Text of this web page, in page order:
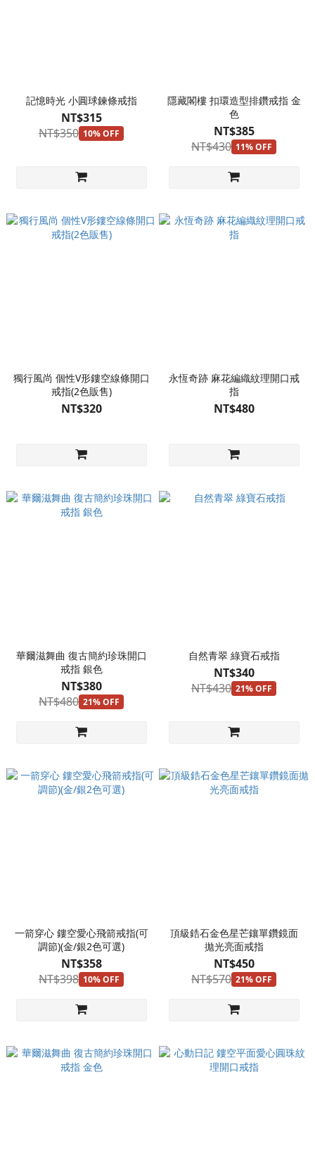
記憶時光 小圓球鍊條戒指
NT$315
NT$350 10% OFF
隱藏閣樓 扣環造型排鑽戒指 金
色
NT$385
NT$430 11% OFF
獨行風尚 個性V形鏤空線條開口
戒指(2色販售)
NT$320
永恆奇跡 麻花編織紋理開口戒
指
NT$480
華爾滋舞曲 復古簡約珍珠開口
戒指 銀色
NT$380
NT$480 21% OFF
自然青翠 綠寶石戒指
NT$340
NT$430 21% OFF
一箭穿心 鏤空愛心飛箭戒指(可
調節)(金/銀2色可選)
NT$358
NT$398 10% OFF
頂級鋯石金色星芒鑲單鑽鏡面
拋光亮面戒指
NT$450
NT$570 21% OFF